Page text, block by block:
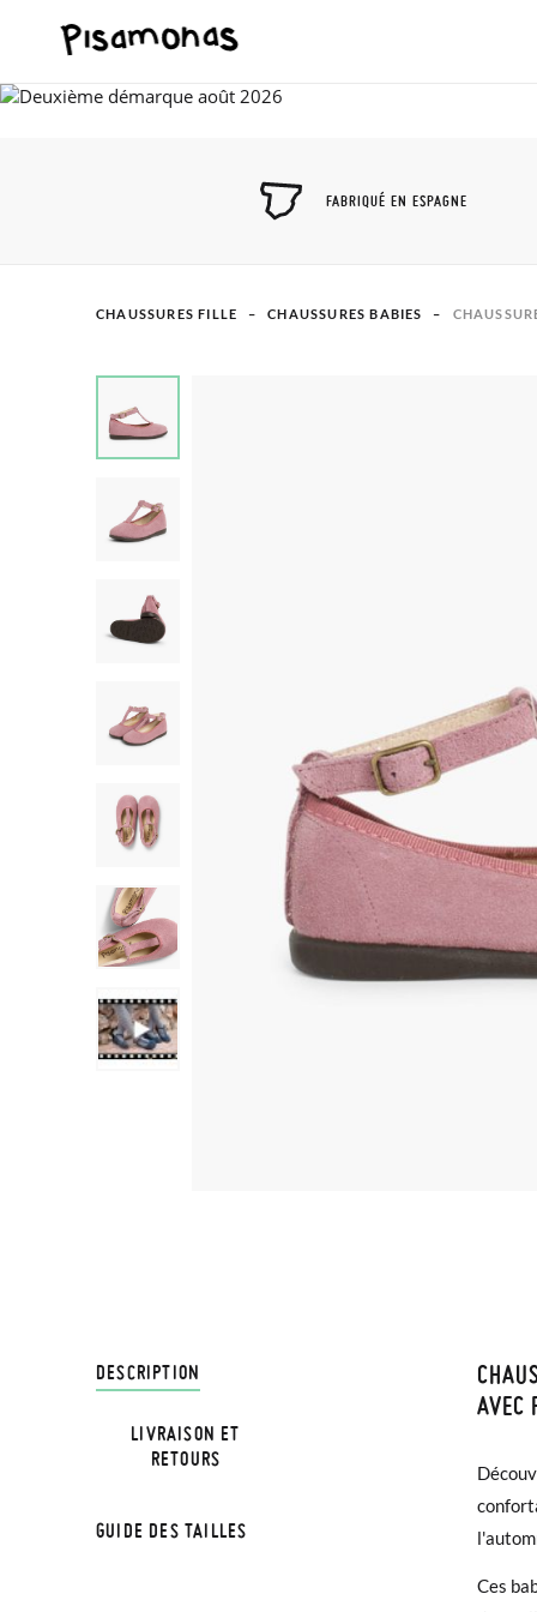
FABRIQUÉ EN ESPAGNE
CHAUSSURES FILLE CHAUSSURES BABIES
DESCRIPTION
AVEC
Ces
LIVRAISON ET
RETOURS
4,95 €
avant
GUIDE DES TAILLES
NOTE: